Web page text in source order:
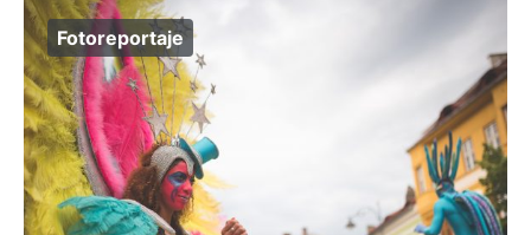
Fotoreportaje